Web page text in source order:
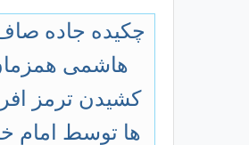
چکیده جاده
هاشمی
کشیدن ترمز
ها توسط امام